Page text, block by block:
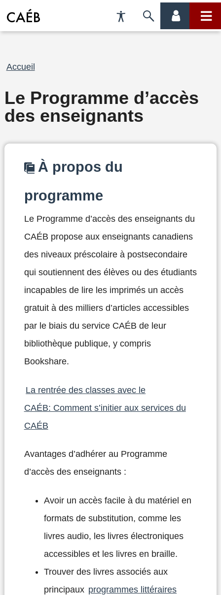
Préférences
d'accessibilité
Passer
menu
Fil
Accueil
Le Programme d’accès
des enseignants
À propos du
programme
Le Programme d’accès des enseignants du
CAÉB propose aux enseignants canadiens
des niveaux préscolaire à postsecondaire
qui soutiennent des élèves ou des étudiants
incapables de lire les imprimés un accès
gratuit à des milliers d’articles accessibles
par le biais du service CAÉB de leur
bibliothèque publique, y compris
Bookshare.
La rentrée des classes avec le
CAÉB: Comment s’initier aux services du
CAÉB
Avantages d’adhérer au Programme
d’accès des enseignants :
Avoir un accès facile à du matériel en
formats de substitution, comme les
livres audio, les livres électroniques
accessibles et les livres en braille.
Trouver des livres associés aux
principaux programmes littéraires